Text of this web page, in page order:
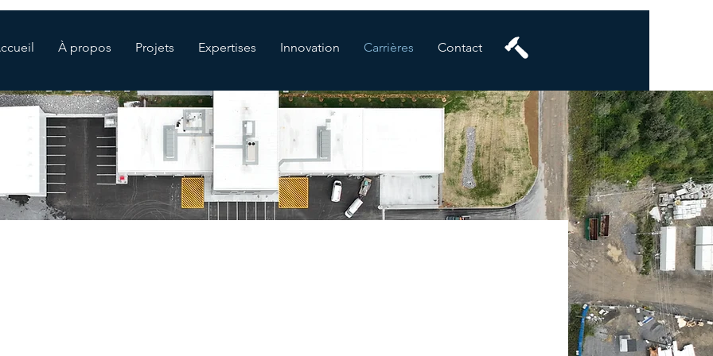
À propos Projets Expertises Innovation Carrières Contact